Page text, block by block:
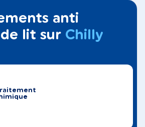
anti
lit sur Chilly